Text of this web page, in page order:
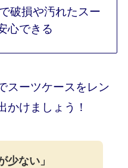
で破損や汚れたスー
心できる
スーツケースをレン
かけましょう！
少ない」